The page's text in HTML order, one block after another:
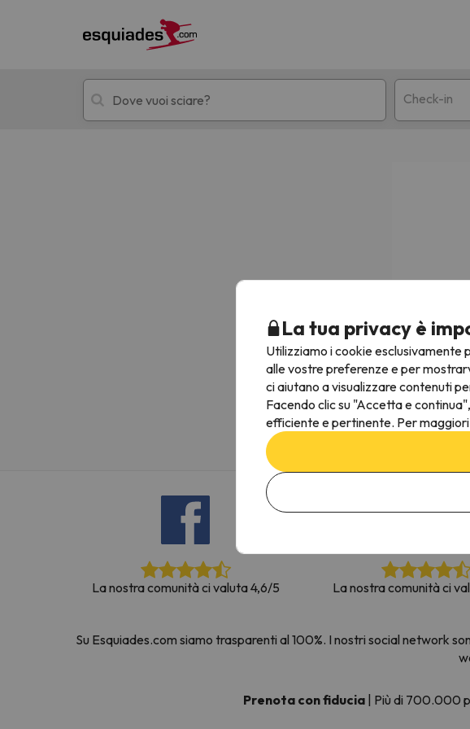
Check-in
Sembra che il nostro ricercatore abbia perso la strada. Non
La nostra comunità ci valuta 4,6/5 La nostra comunità ci
Su Esquiades.com siamo trasparenti al 100%. I nostri social network
Prenota con fiducia Più di 700.000
La tua privacy è
Utilizziamo i cookie esclusivamente
alle vostre preferenze e per
ci aiutano a visualizzare contenuti
Facendo clic su "Accetta e
efficiente e pertinente. Per